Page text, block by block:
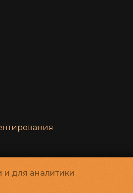
и для аналитики